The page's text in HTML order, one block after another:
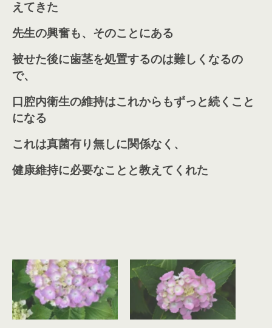
えてきた
先生の興奮も、そのことにある
被せた後に歯茎を処置するのは難しくなるの
で、
口腔内衛生の維持はこれからもずっと続くこと
になる
これは真菌有り無しに関係なく、
健康維持に必要なことと教えてくれた